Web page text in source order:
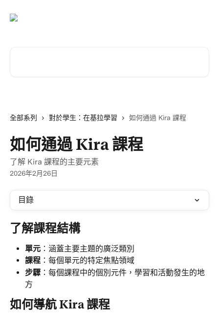
全部系列 對於學生：在基拉學習 如何通過 Kira 課程
如何通過 Kira 課程
了解 Kira 課程的主要元素
2026年2月26日
目錄
了解課程結構
單元 ：涵蓋主要主題的廣泛類別
課程 ：每個單元的特定焦點領域
步驟 ：每個課程中的個別元件，學習和活動發生的地
方
如何導航 Kira 課程